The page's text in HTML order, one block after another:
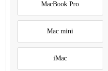
MacBook Pro
Mac mini
iMac